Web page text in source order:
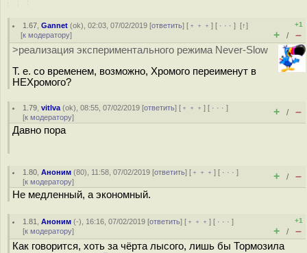
1.67 ,Gannet (ok), 02:03, 07/02/2019 [ответить] [ ﹢﹢﹢] [ · · ·][↑]
[к модератору]
+1
+ / –
>реализация экспериментального режима Never-Slow
Т. е. со временем, возможно, Хромого переименут в
НЕХромого?
1.79 ,vitlva (ok), 08:55, 07/02/2019 [ответить] [ ﹢﹢﹢] [ · · ·]
[к модератору] + / –
Давно пора
1.80 ,Аноним (80), 11:58, 07/02/2019 [ответить] [ ﹢﹢﹢] [ · · ·]
[к модератору] + / –
Не медленный, а экономный.
1.81 ,Аноним (-), 16:16, 07/02/2019 [ответить] [ ﹢﹢﹢] [ · · ·]
[к модератору]
+1
+ / –
Как говорится, хоть за чёрта лысого, лишь бы Тормозила